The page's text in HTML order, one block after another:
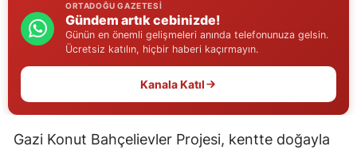
Gaziantep
Giresun
Gümüşhane
Hakkari
ORTADOĞU GAZETESI
Gündem artık cebinizde!
Günün en önemli gelişmeleri anında telefonunuza gelsin.
Ücretsiz katılın, hiçbir haberi kaçırmayın.
Kanala Katıl
Gazi Konut Bahçelievler Projesi, kentte doğayla